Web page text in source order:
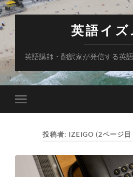
英語イズ
英語講師・翻訳家が発信する英
モ
バ
ュ
投稿者: IZEIGO (2ページ